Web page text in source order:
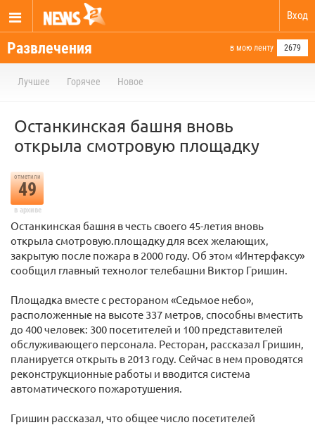
Вход
Развлечения в мою ленту 2679
Лучшее Горячее Новое
Останкинская башня вновь
открыла смотровую площадку
отметили
49
в архиве
Останкинская башня в честь своего 45-летия вновь
открыла смотровую.площадку для всех желающих,
закрытую после пожара в 2000 году. Об этом «Интерфаксу»
сообщил главный технолог телебашни Виктор Гришин.
Площадка вместе с рестораном «Седьмое небо»,
расположенные на высоте 337 метров, способны вместить
до 400 человек: 300 посетителей и 100 представителей
обслуживающего персонала. Ресторан, рассказал Гришин,
планируется открыть в 2013 году. Сейчас в нем проводятся
реконструкционные работы и вводится система
автоматического пожаротушения.
Гришин рассказал, что общее число посетителей